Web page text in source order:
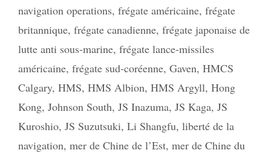
navigation operations, frégate américaine, frégate
britannique, frégate canadienne, frégate japonaise de
lutte anti sous-marine, frégate lance-missiles
américaine, frégate sud-coréenne, Gaven, HMCS
Calgary, HMS, HMS Albion, HMS Argyll, Hong
Kong, Johnson South, JS Inazuma, JS Kaga, JS
Kuroshio, JS Suzutsuki, Li Shangfu, liberté de la
navigation, mer de Chine de l’Est, mer de Chine du